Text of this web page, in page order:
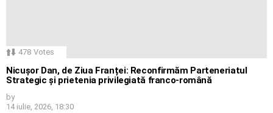
478 Votes
Nicușor Dan, de Ziua Franței: Reconfirmăm Parteneriatul
Strategic și prietenia privilegiată franco-română
by
14 iulie, 2026, 18:30